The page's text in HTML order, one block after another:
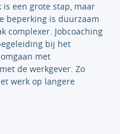
een grote stap, maar
beperking is duurzaam
complexer. Jobcoaching
bij het
met
de werkgever. Zo
werk op langere